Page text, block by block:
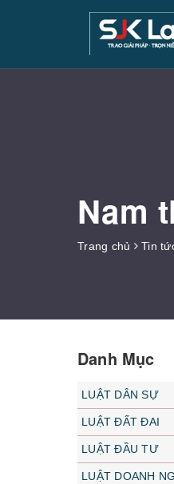
Nam
Trang chủ Tin
Danh Mục
LUẬT DÂN SỰ
LUẬT ĐẤT ĐAI
LUẬT ĐẦU TƯ
LUẬT DOANH